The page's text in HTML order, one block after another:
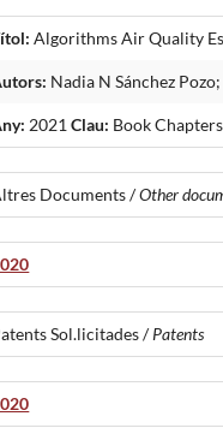
Algorithms Air Quality
Nadia N Sánchez
2021Clau: Book Chapters
Documents /Other
Sol.licitades /Patents